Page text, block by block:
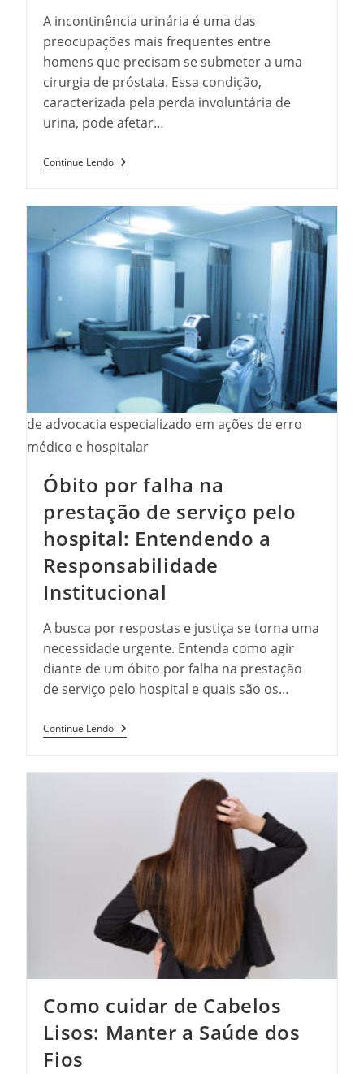
A incontinência urinária é uma das
preocupações mais frequentes entre
homens que precisam se submeter a uma
cirurgia de próstata. Essa condição,
caracterizada pela perda involuntária de
urina, pode afetar…
Continue LendoIncontinência
Urinária
De
Próstata:
É
Comum?
de advocacia especializado em ações de erro
médico e hospitalar
Óbito por falha na
prestação de serviço pelo
hospital: Entendendo a
Responsabilidade
Institucional
A busca por respostas e justiça se torna uma
necessidade urgente. Entenda como agir
diante de um óbito por falha na prestação
de serviço pelo hospital e quais são os…
Continue LendoÓbito
Por
Entendendo
Responsabilidade
Institucional
Como cuidar de Cabelos
Lisos: Manter a Saúde dos
Fios